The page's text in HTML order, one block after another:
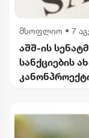
მსოფლიო • 7
აშშ-ის
სანქციების